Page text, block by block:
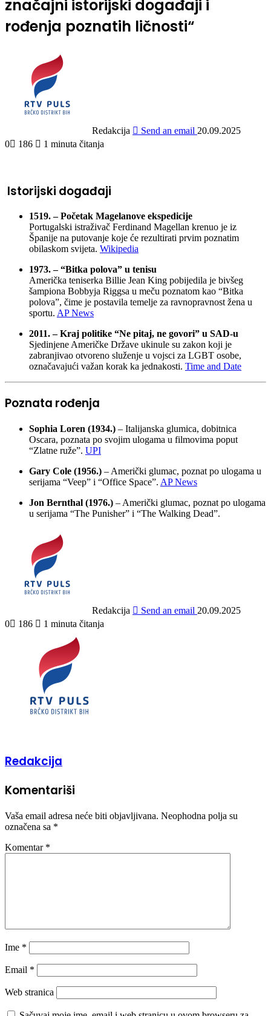
značajni istorijski događaji i
rođenja poznatih ličnosti“
Redakcija Send an email 20.09.2025
0
186 1 minuta čitanja
️ Istorijski događaji
1519. – Početak Magelanove ekspedicije
Portugalski istraživač Ferdinand Magellan krenuo je iz
Španije na putovanje koje će rezultirati prvim poznatim
obilaskom svijeta. Wikipedia
1973. – “Bitka polova” u tenisu
Američka teniserka Billie Jean King pobijedila je bivšeg
šampiona Bobbyja Riggsa u meču poznatom kao “Bitka
polova”, čime je postavila temelje za ravnopravnost žena u
sportu. AP News
2011. – Kraj politike “Ne pitaj, ne govori” u SAD-u
Sjedinjene Američke Države ukinule su zakon koji je
zabranjivao otvoreno služenje u vojsci za LGBT osobe,
označavajući važan korak ka jednakosti. Time and Date
Poznata rođenja
Sophia Loren (1934.) – Italijanska glumica, dobitnica
Oscara, poznata po svojim ulogama u filmovima poput
“Zlatne ruže”. UPI
Gary Cole (1956.) – Američki glumac, poznat po ulogama u
serijama “Veep” i “Office Space”. AP News
Jon Bernthal (1976.) – Američki glumac, poznat po ulogama
u serijama “The Punisher” i “The Walking Dead”.
Redakcija Send an email 20.09.2025
0
186 1 minuta čitanja
Redakcija
Komentariši
Vaša email adresa neće biti objavljivana. Neophodna polja su
označena sa *
Komentar *
Ime *
Email *
Web stranica